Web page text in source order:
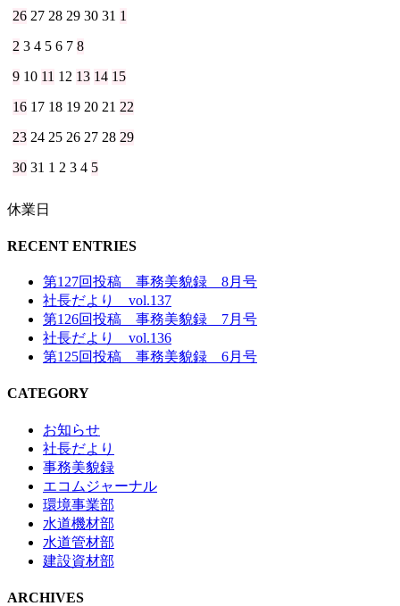
26 27 28 29 30 31 1
2 3 4 5 6 7 8
9 10 11 12 13 14 15
16 17 18 19 20 21 22
23 24 25 26 27 28 29
30 31 1 2 3 4 5
休業日
RECENT ENTRIES
第127回投稿 事務美貌録 8月号
社長だより vol.137
第126回投稿 事務美貌録 7月号
社長だより vol.136
第125回投稿 事務美貌録 6月号
CATEGORY
お知らせ
社長だより
事務美貌録
エコムジャーナル
環境事業部
水道機材部
水道管材部
建設資材部
ARCHIVES